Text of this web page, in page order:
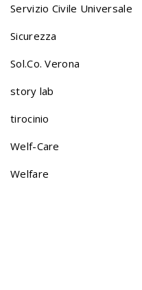
g
a
t
Servizio Civile Universale
Sicurezza
Sol.Co. Verona
story lab
tirocinio
Welf-Care
Welfare